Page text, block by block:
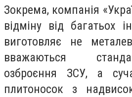
Зокрема, компанія
відміну від багатьох
виготовляє не
вважаються
озброєння ЗСУ, а
плитоносок з